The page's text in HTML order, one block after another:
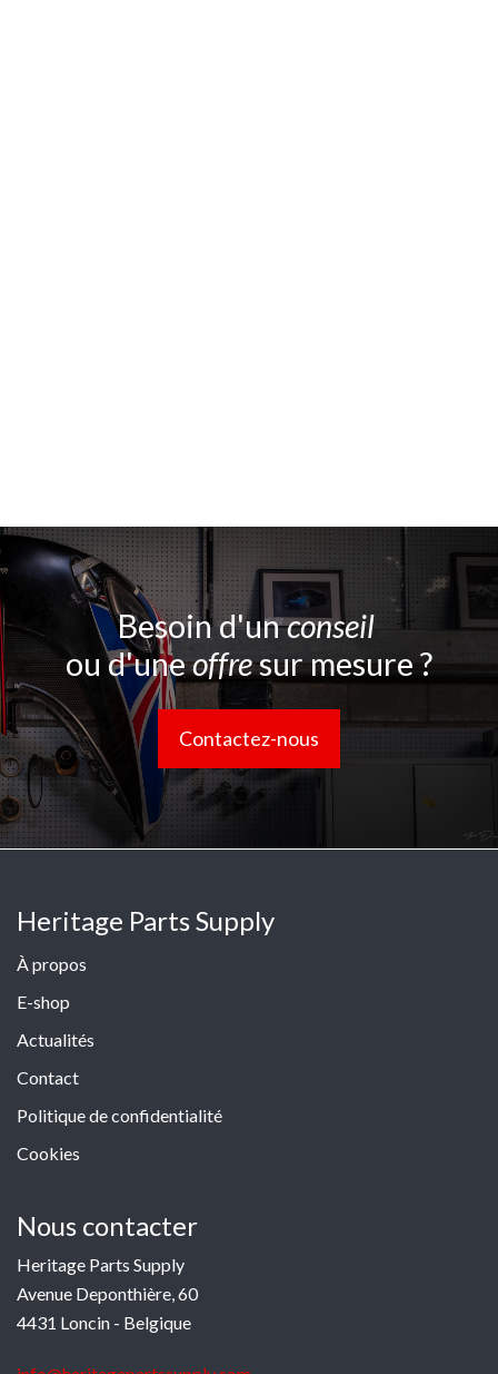
Besoin d'unconseil
ou d'uneoffresur mesure ?
Contactez-nous
Heritage Parts Supply
À propos
E-shop
Actualités
Contact
Politique de confidentialité
Cookies
Nous contacter
Heritage Parts Supply
Avenue Deponthière, 60
4431 Loncin - Belgique